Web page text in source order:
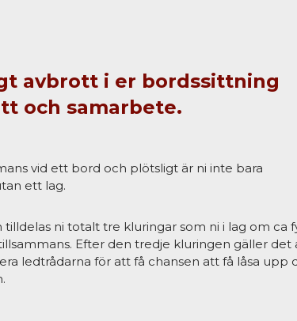
avbrott i er bordssittning
och samarbete.
vid ett bord och plötsligt är ni inte bara
ett lag.
ni totalt tre kluringar som ni i lag om ca
Efter den tredje kluringen gäller det
ledtrådarna för att få chansen att få låsa upp